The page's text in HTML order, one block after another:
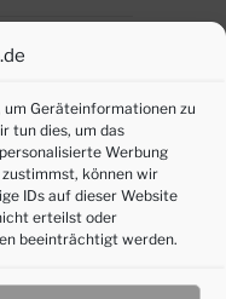
Geräteinformationen zu
tun dies, um das
Werbung
zustimmst, können wir
IDs auf dieser Website
erteilst oder
beeinträchtigt werden.